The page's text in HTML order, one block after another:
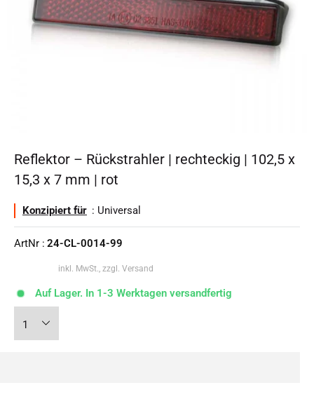
Reflektor – Rückstrahler | rechteckig | 102,5 x
15,3 x 7 mm | rot
Konzipiert für : Universal
ArtNr : 24-CL-0014-99
inkl. MwSt., zzgl. Versand
Auf Lager. In 1-3 Werktagen versandfertig